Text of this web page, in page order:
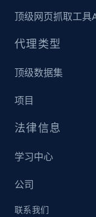
Title, Seller
more.
2.1K+
Amazon
products from
price, Currency,
顶级网页抓取工具
代理类型
顶级数据集
项目
法律信息
学习中心
公司
联系我们